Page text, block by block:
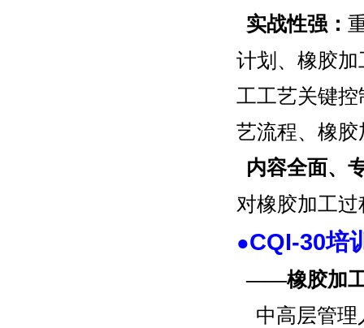
实战性强：
计划、橡胶
工工艺关键
艺流程、橡
内容全面、
对橡胶加工
●CQI-30培
——橡胶加
中高层管理